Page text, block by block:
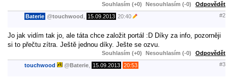
Souhlasím (+0) Nesouhlasím (-0) Odpovědět
Baterie @touchwood 15.09.2013 20:40 #2
Jo jak vidím tak jo, ale táta chce založit portál :D Díky za info, pozorněji
si to přečtu zítra. Ještě jednou díky. Ješte se ozvu.
Souhlasím (+0) Nesouhlasím (-0) Odpovědět
touchwood @Baterie 15.09.2013 20:53 #3